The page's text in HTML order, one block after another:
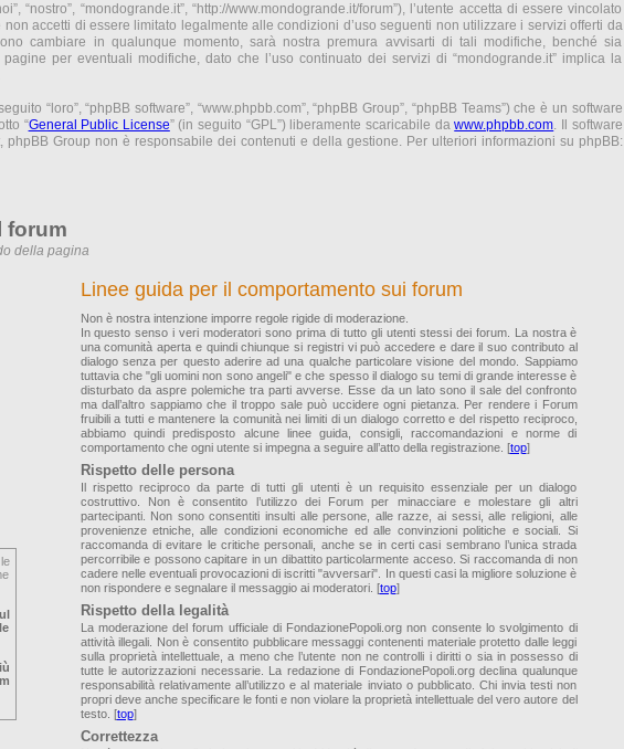
“nostro”, “mondogrande.it”, “http://www.mondogrande.it/forum”), l’utente accetta di essere vincolato
accetti di essere limitato legalmente alle condizioni d’uso seguenti non utilizzare i servizi offerti da
cambiare in qualunque momento, sarà nostra premura avvisarti di tali modifiche, benché sia
per eventuali modifiche, dato che l’uso continuato dei servizi di “mondogrande.it” implica la
“loro”, “phpBB software”, “www.phpbb.com”, “phpBB Group”, “phpBB Teams”) che è un software
“General Public License” (in seguito “GPL”) liberamente scaricabile dawww.phpbb.com. Il software
Group non è responsabile dei contenuti e della gestione. Per ulteriori informazioni su phpBB:
forum
della pagina
Linee guida per il comportamento sui forum
Non è nostra intenzione imporre regole rigide di moderazione.
In questo senso i veri moderatori sono prima di tutto gli utenti stessi dei forum. La nostra è
una comunità aperta e quindi chiunque si registri vi può accedere e dare il suo contributo al
dialogo senza per questo aderire ad una qualche particolare visione del mondo. Sappiamo
tuttavia che "gli uomini non sono angeli" e che spesso il dialogo su temi di grande interesse è
disturbato da aspre polemiche tra parti avverse. Esse da un lato sono il sale del confronto
ma dall’altro sappiamo che il troppo sale può uccidere ogni pietanza. Per rendere i Forum
fruibili a tutti e mantenere la comunità nei limiti di un dialogo corretto e del rispetto reciproco,
abbiamo quindi predisposto alcune linee guida, consigli, raccomandazioni e norme di
comportamento che ogni utente si impegna a seguire all’atto della registrazione. [top]
Rispetto delle persona
Il rispetto reciproco da parte di tutti gli utenti è un requisito essenziale per un dialogo
costruttivo. Non è consentito l’utilizzo dei Forum per minacciare e molestare gli altri
partecipanti. Non sono consentiti insulti alle persone, alle razze, ai sessi, alle religioni, alle
provenienze etniche, alle condizioni economiche ed alle convinzioni politiche e sociali. Si
raccomanda di evitare le critiche personali, anche se in certi casi sembrano l’unica strada
percorribile e possono capitare in un dibattito particolarmente acceso. Si raccomanda di non
cadere nelle eventuali provocazioni di iscritti "avversari". In questi casi la migliore soluzione è
non rispondere e segnalare il messaggio ai moderatori. [top]
Rispetto della legalità
La moderazione del forum ufficiale di FondazionePopoli.org non consente lo svolgimento di
attività illegali. Non è consentito pubblicare messaggi contenenti materiale protetto dalle leggi
sulla proprietà intellettuale, a meno che l’utente non ne controlli i diritti o sia in possesso di
tutte le autorizzazioni necessarie. La redazione di FondazionePopoli.org declina qualunque
responsabilità relativamente all’utilizzo e al materiale inviato o pubblicato. Chi invia testi non
propri deve anche specificare le fonti e non violare la proprietà intellettuale del vero autore del
testo. [top]
Correttezza